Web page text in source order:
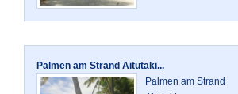
Palmen am Strand Aitutaki...
Palmen am Strand